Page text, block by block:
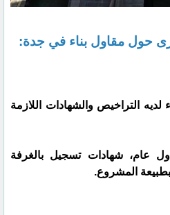
حول مقاول بناء في جدة:
لديه التراخيص والشهادات اللازمة
شهادات تسجيل بالغرفة
المشروع.